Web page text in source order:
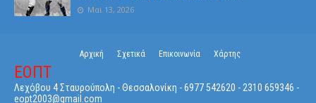
Μαϊ 13, 2026
Αρχική Σχετικά Επικοινωνία Χάρτης
ΕΟΠΤ
Λεχόβου 4 Σταυρούπολη - Θεσσαλονίκη - 6977 542620 - 2310 659346 -
eopt2003@gmail.com